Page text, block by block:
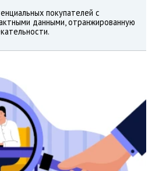
покупателей с
данными, отранжированную